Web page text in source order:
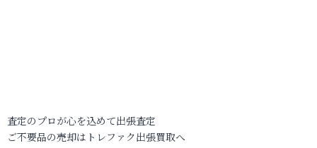
査定のプロが心を込めて出張査定
ご不要品の売却はトレファク出張買取へ